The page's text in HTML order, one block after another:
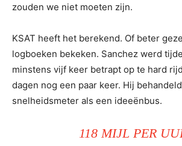
zouden we niet moeten zijn.
KSAT heeft het berekend. Of beter
logboeken bekeken. Sanchez werd
minstens vijf keer betrapt op te hard
dagen nog een paar keer. Hij
snelheidsmeter als een ideeënbus.
118 MIJL PER